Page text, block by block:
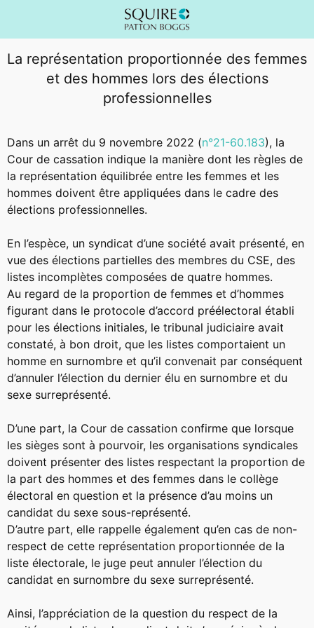
La représentation proportionnée des femmes
et des hommes lors des élections
professionnelles
Dans un arrêt du 9 novembre 2022 (n°21-60.183), la
Cour de cassation indique la manière dont les règles de
la représentation équilibrée entre les femmes et les
hommes doivent être appliquées dans le cadre des
élections professionnelles.
En l’espèce, un syndicat d’une société avait présenté, en
vue des élections partielles des membres du CSE, des
listes incomplètes composées de quatre hommes.
Au regard de la proportion de femmes et d’hommes
figurant dans le protocole d’accord préélectoral établi
pour les élections initiales, le tribunal judiciaire avait
constaté, à bon droit, que les listes comportaient un
homme en surnombre et qu’il convenait par conséquent
d’annuler l’élection du dernier élu en surnombre et du
sexe surreprésenté.
D’une part, la Cour de cassation confirme que lorsque
les sièges sont à pourvoir, les organisations syndicales
doivent présenter des listes respectant la proportion de
la part des hommes et des femmes dans le collège
électoral en question et la présence d’au moins un
candidat du sexe sous-représenté.
D’autre part, elle rappelle également qu’en cas de non-
respect de cette représentation proportionnée de la
liste électorale, le juge peut annuler l’élection du
candidat en surnombre du sexe surreprésenté.
Ainsi, l’appréciation de la question du respect de la